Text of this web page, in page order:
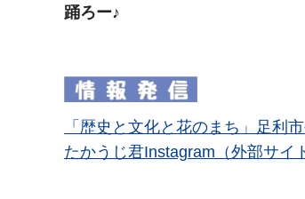
踊ろー♪
「歴史と文化と花のまち」足利
たかうじ君Instagram（外部サイ